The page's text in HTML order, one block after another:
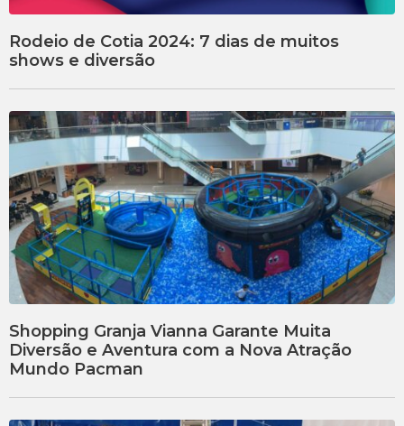
Rodeio de Cotia 2024: 7 dias de muitos
shows e diversão
Shopping Granja Vianna Garante Muita
Diversão e Aventura com a Nova Atração
Mundo Pacman